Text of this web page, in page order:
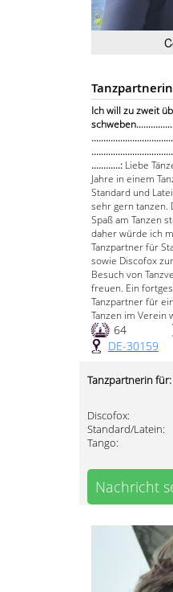
Ich will zu zweit
............: Liebe
Jahre in einem
Standard und
sehr gern tanzen.
Spaß am Tanzen
daher würde ich
Tanzpartner für
sowie Discofox
Besuch von
freuen. Ein
Tanzpartner für
Tanzen im Verein
64
DE-30159
Tanzpartnerin für:
Discofox:
Standard/Latein:
Tango:
Nachricht